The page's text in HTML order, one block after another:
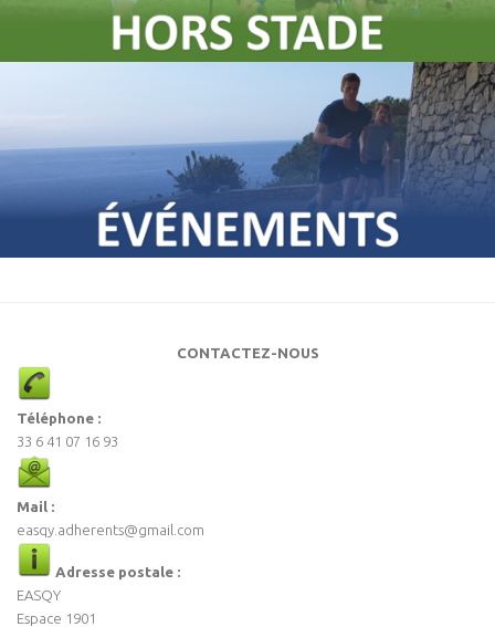
CONTACTEZ-NOUS
Téléphone :
33 6 41 07 16 93
Mail :
easqy.adherents@gmail.com
Adresse postale :
EASQY
Espace 1901